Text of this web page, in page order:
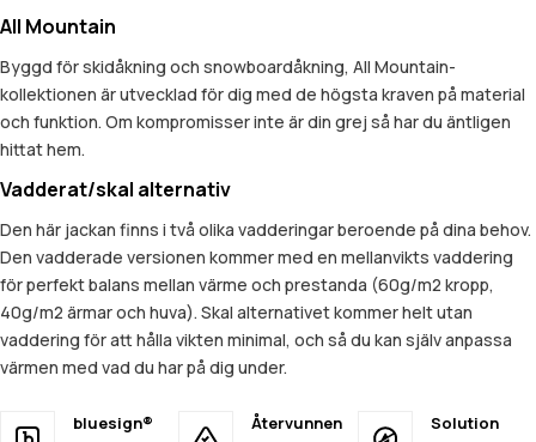
All Mountain
Byggd för skidåkning och snowboardåkning, All Mountain-
kollektionen är utvecklad för dig med de högsta kraven på material
och funktion. Om kompromisser inte är din grej så har du äntligen
hittat hem.
Vadderat/skal alternativ
Den här jackan finns i två olika vadderingar beroende på dina behov.
Den vadderade versionen kommer med en mellanvikts vaddering
för perfekt balans mellan värme och prestanda (60g/m2 kropp,
40g/m2 ärmar och huva). Skal alternativet kommer helt utan
vaddering för att hålla vikten minimal, och så du kan själv anpassa
värmen med vad du har på dig under.
bluesign®
Återvunnen
Solution